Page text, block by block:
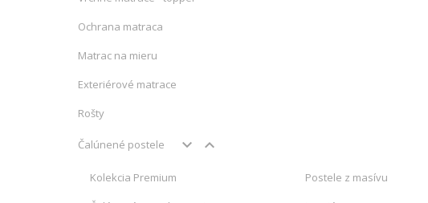
Ochrana matraca
Matrac na mieru
Exteriérové matrace
Rošty
Čalúnené postele keyboard_arrow_down keyboard_arrow_up
Kolekcia Premium
Postele z masívu